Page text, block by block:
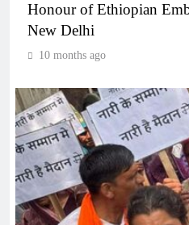
Honour of Ethiopian
New Delhi
10 months ago